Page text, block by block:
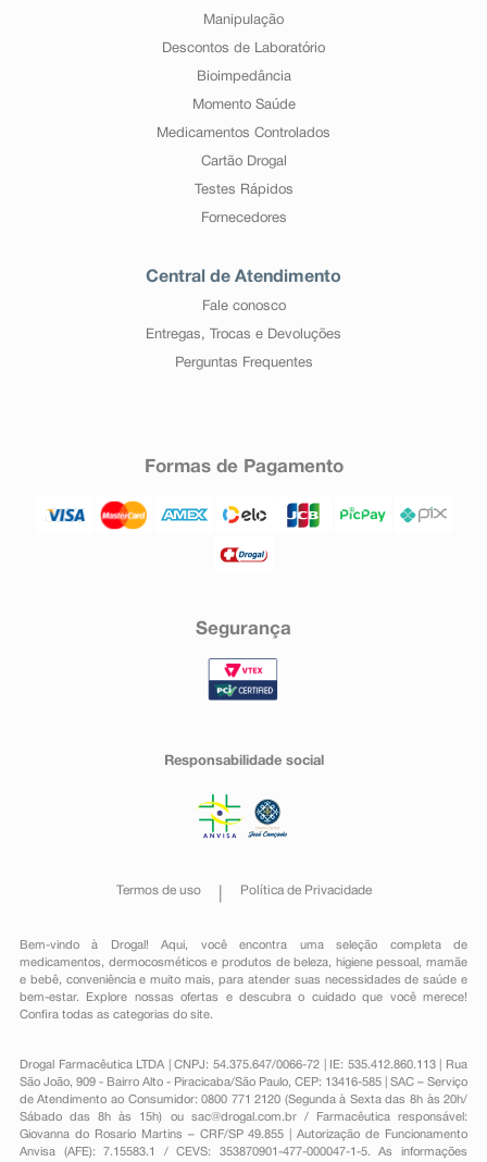
Manipulação
Descontos de Laboratório
Bioimpedância
Momento Saúde
Medicamentos Controlados
Cartão Drogal
Testes Rápidos
Fornecedores
Central de Atendimento
Fale conosco
Entregas, Trocas e Devoluções
Perguntas Frequentes
Formas de Pagamento
Segurança
Responsabilidade social
Termos de uso Política de Privacidade
Bem-vindo à Drogal! Aqui, você encontra uma seleção completa de
medicamentos , dermocosméticos e produtos de beleza, higiene pessoal ,mamãe
e bebê, conveniênciae muito mais, para atender suas necessidades de saúde e
bem-estar. Explore nossas ofertas e descubra o cuidado que você merece!
Confira todas as categorias do site.
Drogal Farmacêutica LTDA | CNPJ: 54.375.647/0066-72 | IE: 535.412.860.113 | Rua
São João, 909 - Bairro Alto - Piracicaba/São Paulo, CEP: 13416-585 | SAC – Serviço
de Atendimento ao Consumidor: 0800 771 2120 (Segunda à Sexta das 8h às 20h/
Sábado das 8h às 15h) ou sac@drogal.com.br/ Farmacêutica responsável:
Giovanna do Rosario Martins – CRF/SP 49.855 | Autorização de Funcionamento
Anvisa (AFE): 7.15583.1 / CEVS: 353870901-477-000047-1-5. As informações